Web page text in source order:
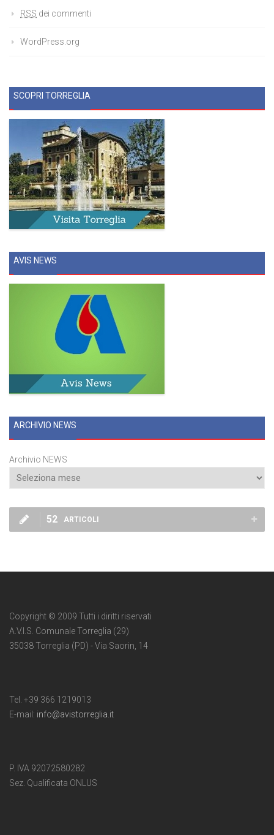
RSS dei commenti
WordPress.org
SCOPRI TORREGLIA
AVIS NEWS
ARCHIVIO NEWS
Archivio NEWS
52 ARTICOLI
Copyright © 2009 Tutti i diritti riservati
A.V.I.S. Comunale Torreglia (29)
35038 Torreglia (PD) - Via Saorin, 14
Tel. +39 366 1219013
E-mail: info@avistorreglia.it
P. IVA 92072580282
Sez. Qualificata ONLUS